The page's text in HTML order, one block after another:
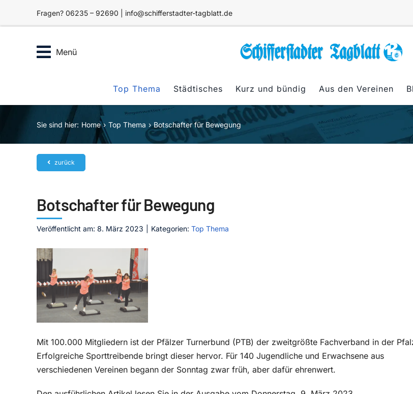
Fragen? 06235 – 92690 | info@schifferstadter-tagblatt.de
Menü
Top Thema Städtisches Kurz und bündig Aus den Vereinen
Sie sind hier: Home Top Thema Botschafter für Bewegung
zurück
Botschafter für Bewegung
Veröffentlicht am: 8. März 2023 Kategorien: Top Thema
Mit 100.000 Mitgliedern ist der Pfälzer Turnerbund (PTB) der zweitgrößte Fachverband in der
Erfolgreiche Sporttreibende bringt dieser hervor. Für 140 Jugendliche und Erwachsene aus
verschiedenen Vereinen begann der Sonntag zwar früh, aber dafür ehrenwert.